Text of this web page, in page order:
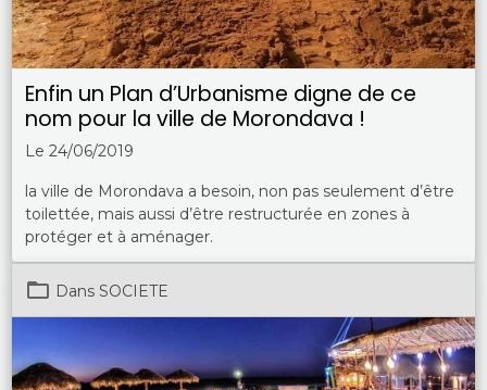
Enfin un Plan d’Urbanisme digne de ce
nom pour la ville de Morondava !
Le 24/06/2019
la ville de Morondava a besoin, non pas seulement d’être
toilettée, mais aussi d’être restructurée en zones à
protéger et à aménager.
Dans SOCIETE